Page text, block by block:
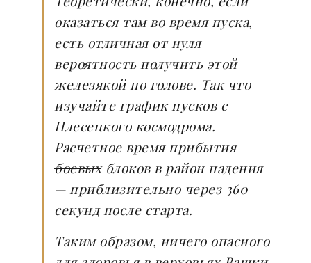
оказаться там во время пуска,
есть отличная от нуля
вероятность получить этой
железякой по голове. Так что
изучайте график пусков с
Плесецкого космодрома.
Расчетное время прибытия
боевыхблоков в район падения
— приблизительно через 360
секунд после старта.
Таким образом, ничего опасного